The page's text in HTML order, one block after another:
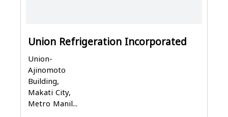
Union Refrigeration Incorporated
Union-
Ajinomoto
Building,
Makati City,
Metro Manil...